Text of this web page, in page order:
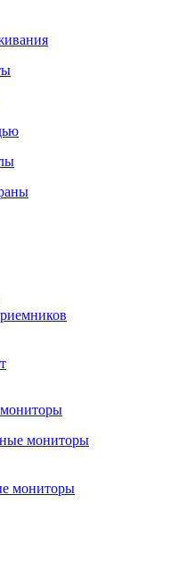
мониторы
мониторы